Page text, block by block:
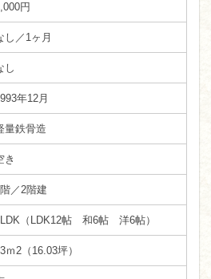
円
し／1ヶ月
し
年12月
量鉄骨造
き
／2階建
（LDK12帖 和6帖 洋6帖）
ｍ2 （16.03坪）